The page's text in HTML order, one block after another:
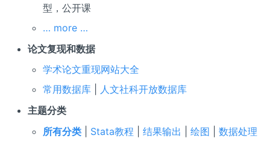
型，公开课
… more …
论文复现和数据
学术论文重现网站大全
常用数据库
人文社科开放数据库
主题分类
所有分类
Stata教程 |结果输出 |绘图 |数据处理